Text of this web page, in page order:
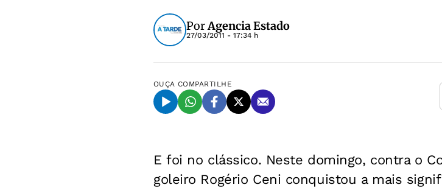
PorAgencia Estado
27/03/2011 - 17:34 h
OUÇA COMPARTILHE
E foi no clássico. Neste domingo, contra o
goleiro Rogério Ceni conquistou a mais